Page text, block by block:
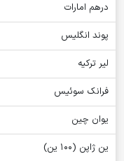
درهم امارات
پوند انگلیس
لیر ترکیه
فرانک سوئیس
یوان چین
ین ژاپن (100 ین)